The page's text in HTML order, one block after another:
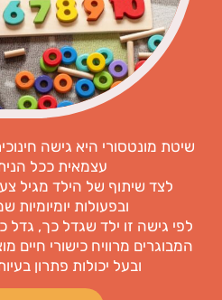
שיטת מונטסורי היא גישה
עצמאית ככל
לצד שיתוף של הילד מגיל
ובפעולות יומיומיות
לפי גישה זו ילד שגדל כך,
המבוגרים מרוויח כישורי חיים
ובעל יכולות פתרון